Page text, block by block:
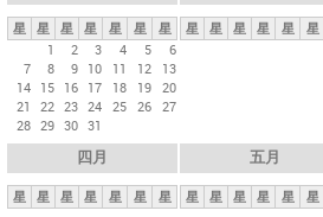
星 星 星 星 星 星
星
1
2 3 4 5
6
7
8 9 10 11 12
13
14 15 16 17 18 19 20
21
22 23 24 25 26 27
28 29 30 31
星 星 星 星 星 星
四月
星 星 星 星 星 星 星
五月
星 星 星 星 星 星